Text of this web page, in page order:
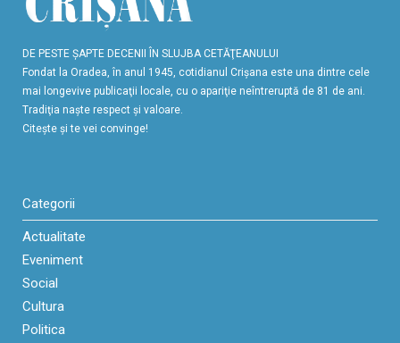
DE PESTE ŞAPTE DECENII ÎN SLUJBA CETĂŢEANULUI
Fondat la Oradea, în anul 1945, cotidianul Crişana este una dintre cele
mai longevive publicaţii locale, cu o apariţie neîntreruptă de 81 de ani.
Tradiţia naşte respect şi valoare.
Citeşte şi te vei convinge!
Categorii
Actualitate
Eveniment
Social
Cultura
Politica